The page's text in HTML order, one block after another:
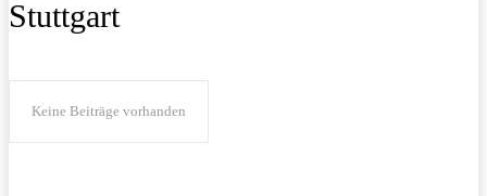
Stuttgart
Keine Beiträge vorhanden